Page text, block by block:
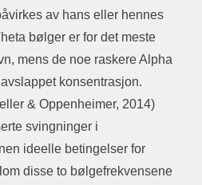
av hans eller hennes
bølger er for det meste
mens de noe raskere Alpha
konsentrasjon.
& Oppenheimer, 2014)
svingninger i
ideelle betingelser for
disse to bølgefrekvensene